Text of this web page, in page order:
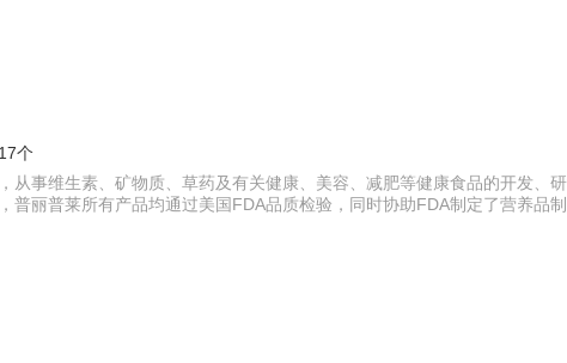
个
事维生素、矿物质、草药及有关健康、美容、减肥等健康食品的开发、
丽普莱所有产品均通过美国FDA品质检验，同时协助FDA制定了营养品